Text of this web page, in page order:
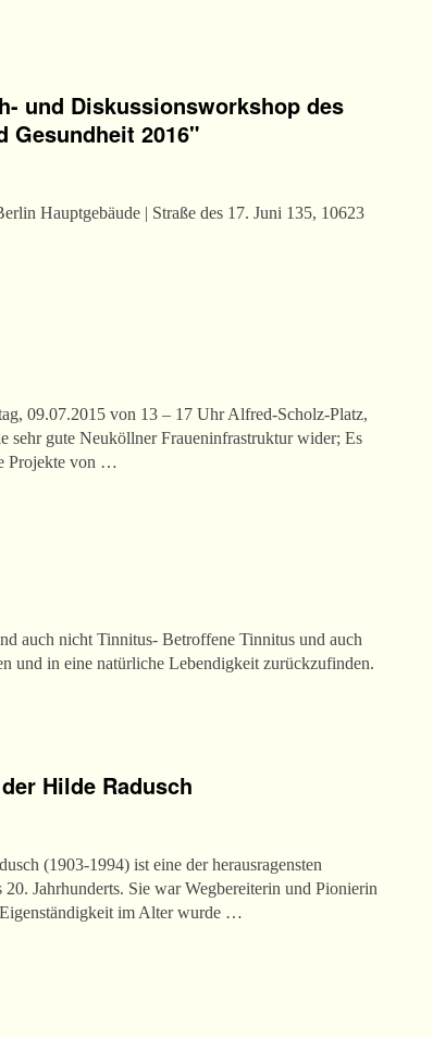
und Diskussionsworkshop des
Gesundheit 2016"
Hauptgebäude | Straße des 17. Juni 135, 10623
09.07.2015 von 13 – 17 Uhr Alfred-Scholz-Platz,
sehr gute Neuköllner Fraueninfrastruktur wider; Es
Projekte von …
auch nicht Tinnitus- Betroffene Tinnitus und auch
und in eine natürliche Lebendigkeit zurückzufinden.
Hilde Radusch
(1903-1994) ist eine der herausragensten
Jahrhunderts. Sie war Wegbereiterin und Pionierin
im Alter wurde …